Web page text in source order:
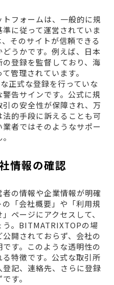
フォームは、一般的に規
に従って運営されていま
そのサイトが信頼できる
うかです。例えば、日本
登録を監督しており、海
管理されています。
正式な登録を行っていな
告サインです。公式に規
の安全性が保障され、万
的手段に訴えることも可
者ではそのようなサポー
情報の確認
の情報や企業情報が明確
「会社概要」や「利用規
ページにアクセスして、
う。BITMATRIXTOPの場
開されておらず、会社の
す。このような透明性の
特徴です。公式な取引所
記、連絡先、さらに登録
す。